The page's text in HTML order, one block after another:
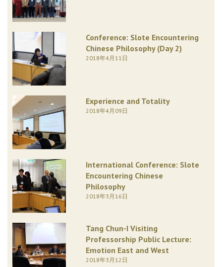
Conference: Slote Encountering
Chinese Philosophy (Day 2)
2018年4月11日
Experience and Totality
2018年4月09日
International Conference: Slote
Encountering Chinese
Philosophy
2018年3月16日
Tang Chun-I Visiting
Professorship Public Lecture:
Emotion East and West
2018年3月12日